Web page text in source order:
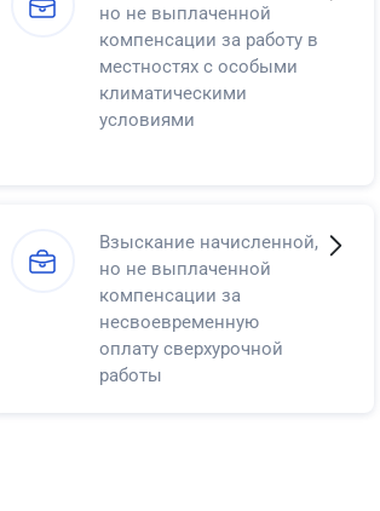
но не выплаченной
компенсации за работу в
местностях с особыми
климатическими
условиями
Взыскание начисленной,
но не выплаченной
компенсации за
несвоевременную
оплату сверхурочной
работы